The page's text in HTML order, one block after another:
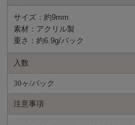
サイズ：約9mm
素材：アクリル製
重さ：約6.9g/パック
入数
30ヶ/パック
注意事項